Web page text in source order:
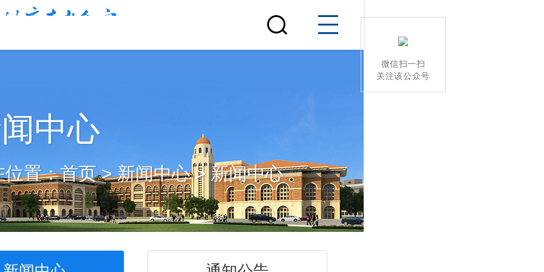
中心
位置：首页>新闻中心>新闻中心
微信扫一扫
关注该公众号